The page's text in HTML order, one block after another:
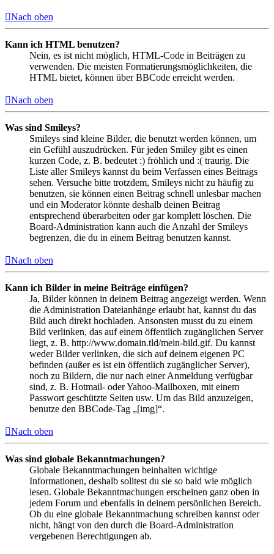
Nach oben
Kann ich HTML benutzen?
Nein, es ist nicht möglich, HTML-Code in Beiträgen zu
verwenden. Die meisten Formatierungsmöglichkeiten, die
HTML bietet, können über BBCode erreicht werden.
Nach oben
Was sind Smileys?
Smileys sind kleine Bilder, die benutzt werden können, um
ein Gefühl auszudrücken. Für jeden Smiley gibt es einen
kurzen Code, z. B. bedeutet :) fröhlich und :( traurig. Die
Liste aller Smileys kannst du beim Verfassen eines Beitrags
sehen. Versuche bitte trotzdem, Smileys nicht zu häufig zu
benutzen, sie können einen Beitrag schnell unlesbar machen
und ein Moderator könnte deshalb deinen Beitrag
entsprechend überarbeiten oder gar komplett löschen. Die
Board-Administration kann auch die Anzahl der Smileys
begrenzen, die du in einem Beitrag benutzen kannst.
Nach oben
Kann ich Bilder in meine Beiträge einfügen?
Ja, Bilder können in deinem Beitrag angezeigt werden. Wenn
die Administration Dateianhänge erlaubt hat, kannst du das
Bild auch direkt hochladen. Ansonsten musst du zu einem
Bild verlinken, das auf einem öffentlich zugänglichen Server
liegt, z. B. http://www.domain.tld/mein-bild.gif. Du kannst
weder Bilder verlinken, die sich auf deinem eigenen PC
befinden (außer es ist ein öffentlich zugänglicher Server),
noch zu Bildern, die nur nach einer Anmeldung verfügbar
sind, z. B. Hotmail- oder Yahoo-Mailboxen, mit einem
Passwort geschützte Seiten usw. Um das Bild anzuzeigen,
benutze den BBCode-Tag „[img]“.
Nach oben
Was sind globale Bekanntmachungen?
Globale Bekanntmachungen beinhalten wichtige
Informationen, deshalb solltest du sie so bald wie möglich
lesen. Globale Bekanntmachungen erscheinen ganz oben in
jedem Forum und ebenfalls in deinem persönlichen Bereich.
Ob du eine globale Bekanntmachung schreiben kannst oder
nicht, hängt von den durch die Board-Administration
vergebenen Berechtigungen ab.